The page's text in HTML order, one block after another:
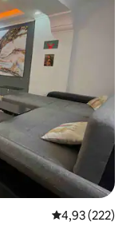
4,93 de uma
4,93 (222)